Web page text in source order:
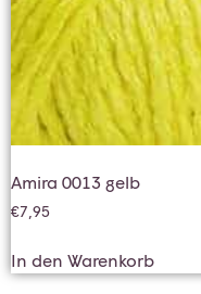
Amira 0013 gelb
€7,95
In den Warenkorb